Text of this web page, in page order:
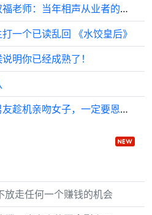
独家专访著名曲艺家王双福老师：当年相声从业者的艰辛巜二》
一个已读乱回 《水饺皇后》
明你已经成熟了！
女子和外国男友自拍，男友趁机亲吻女子，一定要恩爱到白头啊！
走任何一个赚钱的机会